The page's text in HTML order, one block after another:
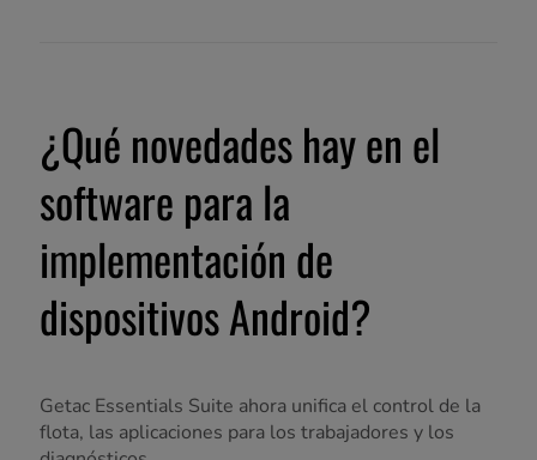
¿Qué novedades hay en el
software para la
implementación de
dispositivos Android?
Getac Essentials Suite ahora unifica el control de la
flota, las aplicaciones para los trabajadores y los